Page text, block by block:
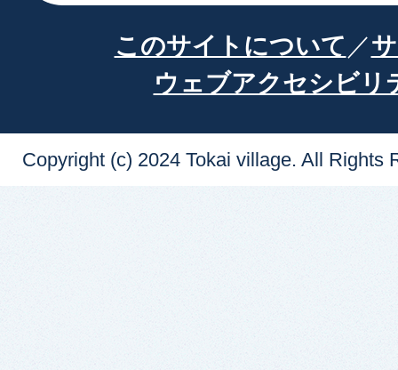
このサイトについて
ウェブアクセシビリ
Copyright (c) 2024 Tokai village. All Rights